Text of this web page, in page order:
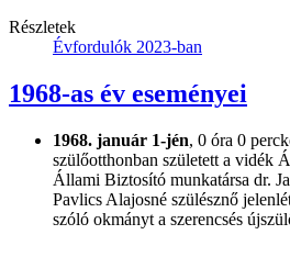
Részletek
Évfordulók 2023-ban
1968-as év eseményei
1968. január 1-jén, 0 óra 0
szülőotthonban született a vidék
Állami Biztosító munkatársa dr.
Pavlics Alajosné szülésznő
szóló okmányt a szerencsés